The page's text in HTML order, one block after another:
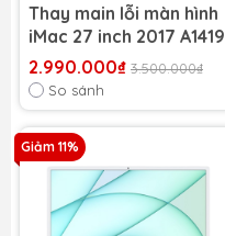
Thay main lỗi màn hình
iMac 27 inch 2017 A1419
2.990.000₫ 3.500.000₫
So sánh
Giảm 11%